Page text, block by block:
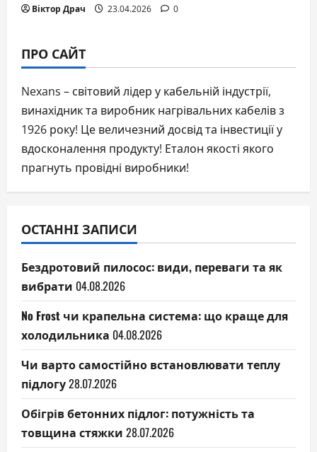
Віктор Драч 23.04.2026 0
ПРО САЙТ
Nexans – світовий лідер у кабельній індустрії,
винахідник та виробник нагрівальних кабелів з
1926 року! Це величезний досвід та інвестиції у
вдосконалення продукту! Еталон якості якого
прагнуть провідні виробники!
ОСТАННІ ЗАПИСИ
Бездротовий пилосос: види, переваги та як
вибрати 04.08.2026
No Frost чи крапельна система: що краще для
холодильника 04.08.2026
Чи варто самостійно встановлювати теплу
підлогу28.07.2026
Обігрів бетонних підлог: потужність та
товщина стяжки 28.07.2026